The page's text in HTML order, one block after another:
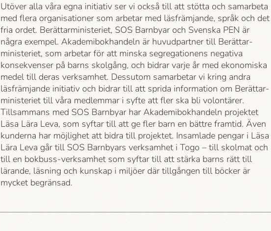
Utöver alla våra egna initiativ ser vi också till att stötta och samarbeta
med flera organisationer som arbetar med läsfrämjande, språk och det
fria ordet. Berättar­ministeriet, SOS Barnbyar och Svenska PEN är
några exempel. Akademi­bokhandeln är huvudpartner till Berättar­
ministeriet, som arbetar för att minska segregationens negativa
konsekvenser på barns skolgång, och bidrar varje år med ekonomiska
medel till deras verksamhet. Dessutom samarbetar vi kring andra
läsfrämjande initiativ och bidrar till att sprida information om Berättar­
ministeriet till våra medlemmar i syfte att fler ska bli volontärer.
Tillsammans med SOS Barnbyar har Akademi­bokhandeln projektet
Läsa Lära Leva, som syftar till att ge fler barn en bättre framtid. Även
kunderna har möjlighet att bidra till projektet. Insamlade pengar i Läsa
Lära Leva går till SOS Barnbyars verksamhet i Togo – till skolmat och
till en bokbuss-verksamhet som syftar till att stärka barns rätt till
lärande, läsning och kunskap i miljöer där tillgången till böcker är
mycket begränsad.